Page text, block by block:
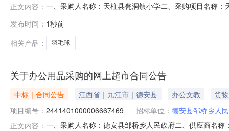
正文内容： 一、采购人名称：天柱县瓮洞镇小学二、采购项目名称
小学地址：天柱县瓮洞镇光明村联系人：联系电话：传
传真：地址：
发布时间： 1秒前
相关产品：
羽毛球
关于办公用品采购的网上超市合同公告
中标｜合同公告 江西省｜九江市｜德安县 办公文教
货物
项目编号： 2441401000006667469 招标单位： 德安县邹桥乡人
正文内容： 一、采购人名称：德安县邹桥乡人民政府二、供应商名